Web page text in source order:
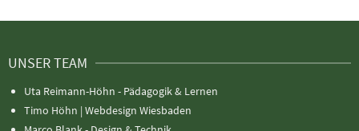
UNSER TEAM
Uta Reimann-Höhn - Pädagogik & Lernen
Timo Höhn | Webdesign Wiesbaden